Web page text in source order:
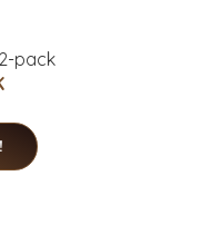
pack